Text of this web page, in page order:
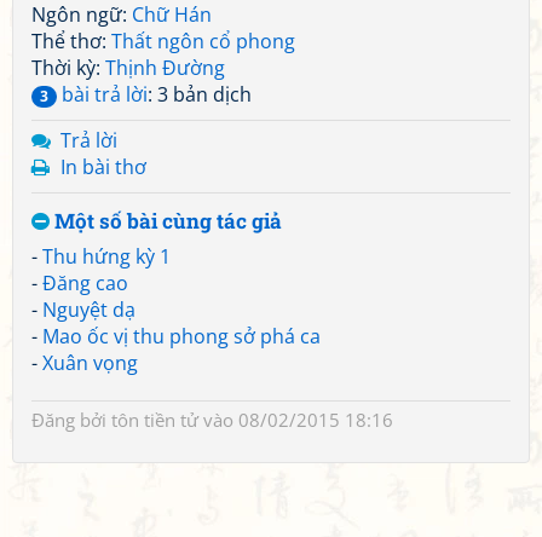
Ngôn ngữ: Chữ Hán
Thể thơ: Thất ngôn cổ phong
Thời kỳ: Thịnh Đường
3 bài trả lời: 3 bản dịch
Trả lời
In bài thơ
Một số bài cùng tác giả
-Thu hứng kỳ 1
-Đăng cao
- Nguyệt dạ
- Mao ốc vị thu phong sở phá ca
-Xuân vọng
Đăng bởi tôn tiền tửvào 08/02/2015 18:16